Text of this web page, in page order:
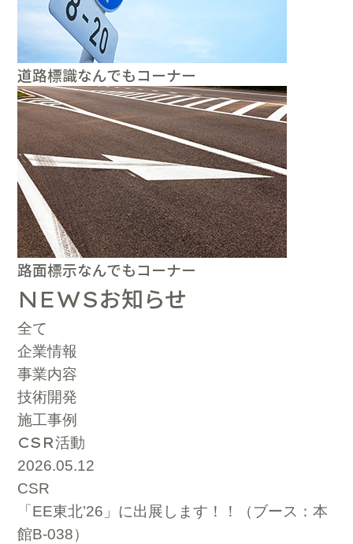
道路標識なんでもコーナー
路面標示なんでもコーナー
NEWSお知らせ
全て
企業情報
事業内容
技術開発
施工事例
CSR活動
2026.05.12
CSR
「EE東北’26」に出展します！！（ブース：本
館B-038）